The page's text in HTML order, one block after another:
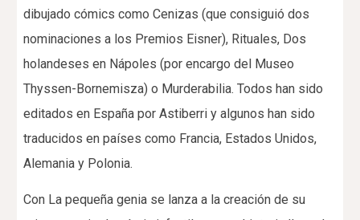
dibujado cómics como Cenizas (que consiguió dos
nominaciones a los Premios Eisner), Rituales, Dos
holandeses en Nápoles (por encargo del Museo
Thyssen-Bornemisza) o Murderabilia. Todos han sido
editados en España por Astiberri y algunos han sido
traducidos en países como Francia, Estados Unidos,
Alemania y Polonia.
Con La pequeña genia se lanza a la creación de su